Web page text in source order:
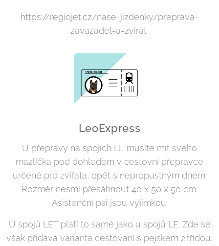
https://regiojet.cz/nase-jizdenky/preprava-
zavazadel-a-zvirat
LeoExpress
U přepravy na spojích LE musíte mít svého
mazlíčka pod dohledem v cestovní přepravce
určené pro zvířata, opět s nepropustným dnem.
Rozměr nesmí přesáhnout 40 x 50 x 50 cm.
Asistenční psi jsou výjimkou.
U spojů LET platí to samé jako u spojů LE. Zde se
však přidává varianta cestovaní s pejskem 2.třídou,